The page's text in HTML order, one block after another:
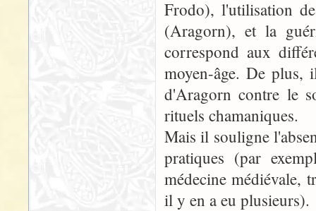
Frodo), l'utilisation
(Aragorn), et la
correspond aux
moyen-âge. De plus,
d'Aragorn contre le
rituels chamaniques.
Mais il souligne
pratiques (par
médecine médiévale,
il y en a eu plusieurs).